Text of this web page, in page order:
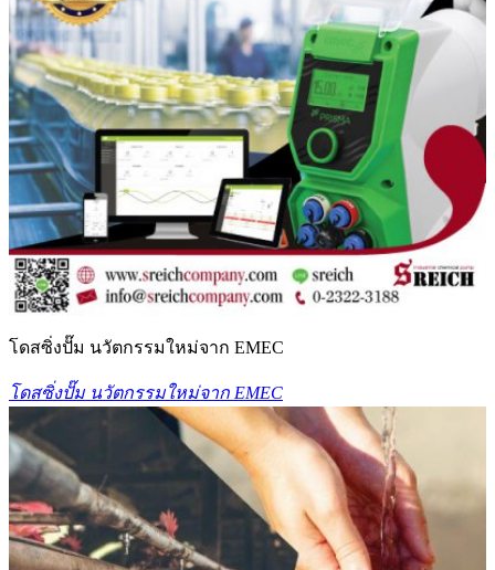
โดสซิ่งปั๊ม นวัตกรรมใหม่จาก EMEC
โดสซิ่งปั๊ม นวัตกรรมใหม่จาก EMEC